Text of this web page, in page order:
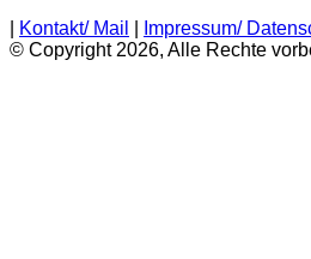
Kontakt/ Mail Impressum/
© Copyright 2026, Alle Rechte